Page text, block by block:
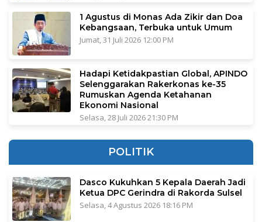
1 Agustus di Monas Ada Zikir dan Doa
Kebangsaan, Terbuka untuk Umum
Jumat, 31 Juli 2026 12:00 PM
Hadapi Ketidakpastian Global, APINDO
Selenggarakan Rakerkonas ke-35
Rumuskan Agenda Ketahanan
Ekonomi Nasional
Selasa, 28 Juli 2026 21:30 PM
POLITIK
Dasco Kukuhkan 5 Kepala Daerah Jadi
Ketua DPC Gerindra di Rakorda Sulsel
Selasa, 4 Agustus 2026 18:16 PM